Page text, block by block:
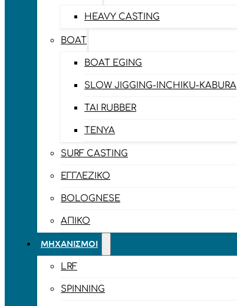
HEAVY CASTING
BOAT
BOAT EGING
SLOW JIGGING-INCHIKU-KABURA
TAI RUBBER
TENYA
SURF CASTING
ΕΓΓΛΈΖΙΚΟ
BOLOGNESE
ΑΠΊΚΟ
ΜΗΧΑΝΙΣΜΟΊ
LRF
SPINNING